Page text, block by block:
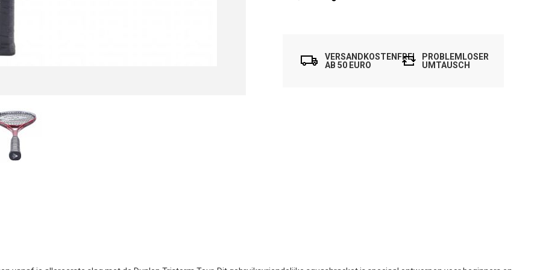
VERSANDKOSTENFREI
AB 50 EURO
PROBLEMLOSER
UMTAUSCH